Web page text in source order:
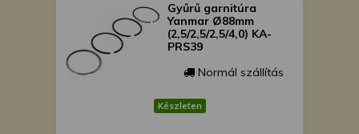
Gyűrű garnitúra
Yanmar Ø88mm
(2,5/2,5/2,5/4,0) KA-
PRS39
Normál szállítás
Készleten